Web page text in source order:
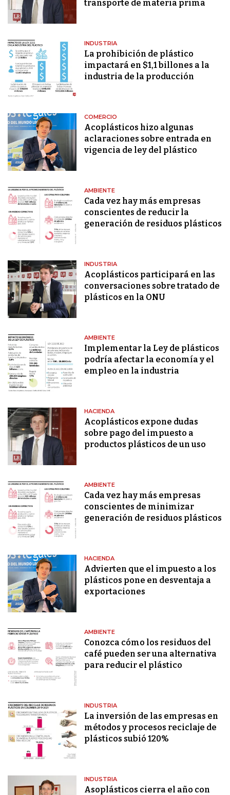
transporte de materia prima
INDUSTRIA
La prohibición de plástico
impactará en $1,1 billones a la
industria de la producción
COMERCIO
Acoplásticos hizo algunas
aclaraciones sobre entrada en
vigencia de ley del plástico
AMBIENTE
Cada vez hay más empresas
conscientes de reducir la
generación de residuos plásticos
INDUSTRIA
Acoplásticos participará en las
conversaciones sobre tratado de
plásticos en la ONU
AMBIENTE
Implementar la Ley de plásticos
podría afectar la economía y el
empleo en la industria
HACIENDA
Acoplásticos expone dudas
sobre pago del impuesto a
productos plásticos de un uso
AMBIENTE
Cada vez hay más empresas
conscientes de minimizar
generación de residuos plásticos
HACIENDA
Advierten que el impuesto a los
plásticos pone en desventaja a
exportaciones
AMBIENTE
Conozca cómo los residuos del
café pueden ser una alternativa
para reducir el plástico
INDUSTRIA
La inversión de las empresas en
métodos y procesos reciclaje de
plásticos subió 120%
INDUSTRIA
Asoplásticos cierra el año con